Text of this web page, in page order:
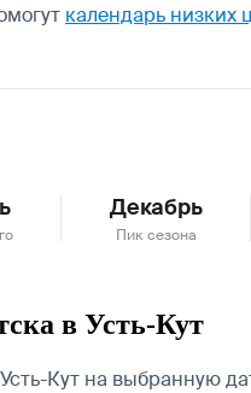
календарь низких
Декабрь
Пик сезона
в Усть-Кут
Кут на выбранную